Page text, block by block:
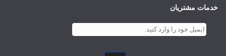
خدمات مشتریان